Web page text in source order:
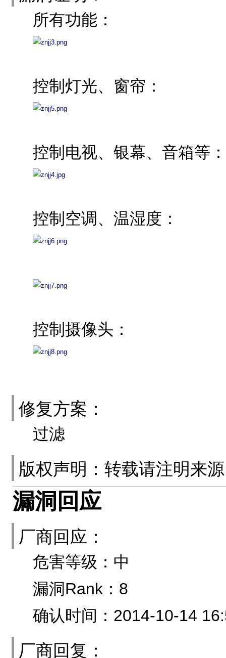
所有功能：
控制灯光、窗帘：
控制电视、银幕、音箱等：
控制空调、温湿度：
控制摄像头：
修复方案：
过滤
版权声明：转载请注明来
漏洞回应
厂商回应：
危害等级：中
漏洞Rank：8
确认时间：2014-10-14
厂商回复：